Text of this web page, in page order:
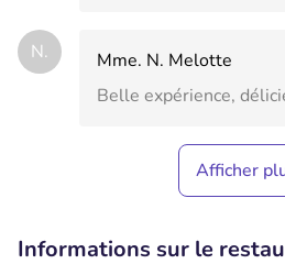
N.
Mme. N. Melotte
Belle expérience,
Afficher
Informations sur le